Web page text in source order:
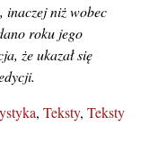
inaczej niż wobec
roku jego
że ukazał się
Teksty Teksty